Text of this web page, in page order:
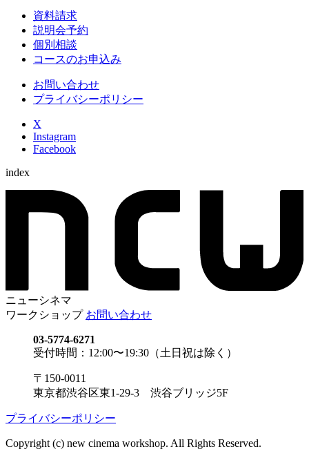
資料請求
説明会予約
個別相談
コースのお申込み
お問い合わせ
プライバシーポリシー
X
Instagram
Facebook
index
ニューシネマ
ワークショップ お問い合わせ
03-5774-6271
受付時間：12:00〜19:30（土日祝は除く）
〒150-0011
東京都渋谷区東1-29-3 渋谷ブリッジ5F
プライバシーポリシー
Copyright (c) new cinema workshop. All Rights Reserved.